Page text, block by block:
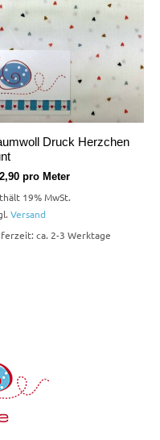
Druck Herzchen
pro Meter
19% MwSt.
Versand
ca. 2-3 Werktage